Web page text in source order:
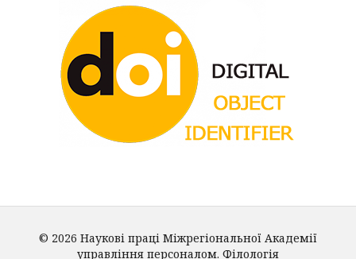
© 2026 Наукові праці Міжрегіональної Академії
управління персоналом. Філологія